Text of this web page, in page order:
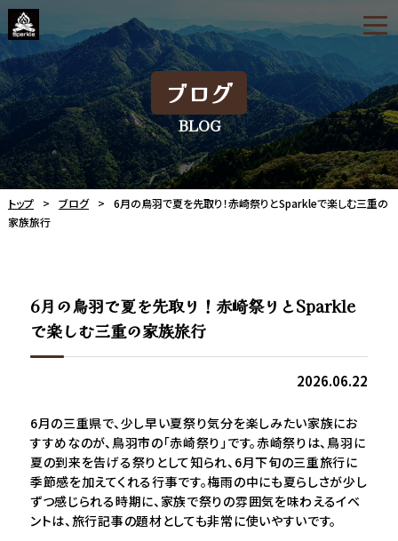
ブログ
BLOG
トップ ブログ
6月の鳥羽で夏を先取り！赤崎祭りとSparkleで楽しむ三重の
家族旅行
6月の鳥羽で夏を先取り！赤崎祭りとSparkle
で楽しむ三重の家族旅行
2026.06.22
6月の三重県で、少し早い夏祭り気分を楽しみたい家族にお
すすめなのが、鳥羽市の「赤崎祭り」です。赤崎祭りは、鳥羽に
夏の到来を告げる祭りとして知られ、6月下旬の三重旅行に
季節感を加えてくれる行事です。梅雨の中にも夏らしさが少し
ずつ感じられる時期に、家族で祭りの雰囲気を味わえるイベ
ントは、旅行記事の題材としても非常に使いやすいです。